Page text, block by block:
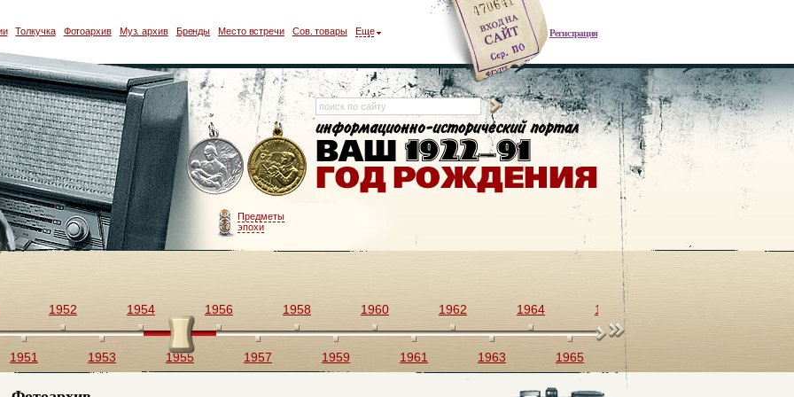
Регистрация
Толкучка Фотоархив Муз. архив Бренды Место встречи Сов. товары Еще
Предметы
эпохи
1951
1952
1953
1954
1955
1956
1957
1958
1959
1960
1961
1962
1963
1964
1965
1966